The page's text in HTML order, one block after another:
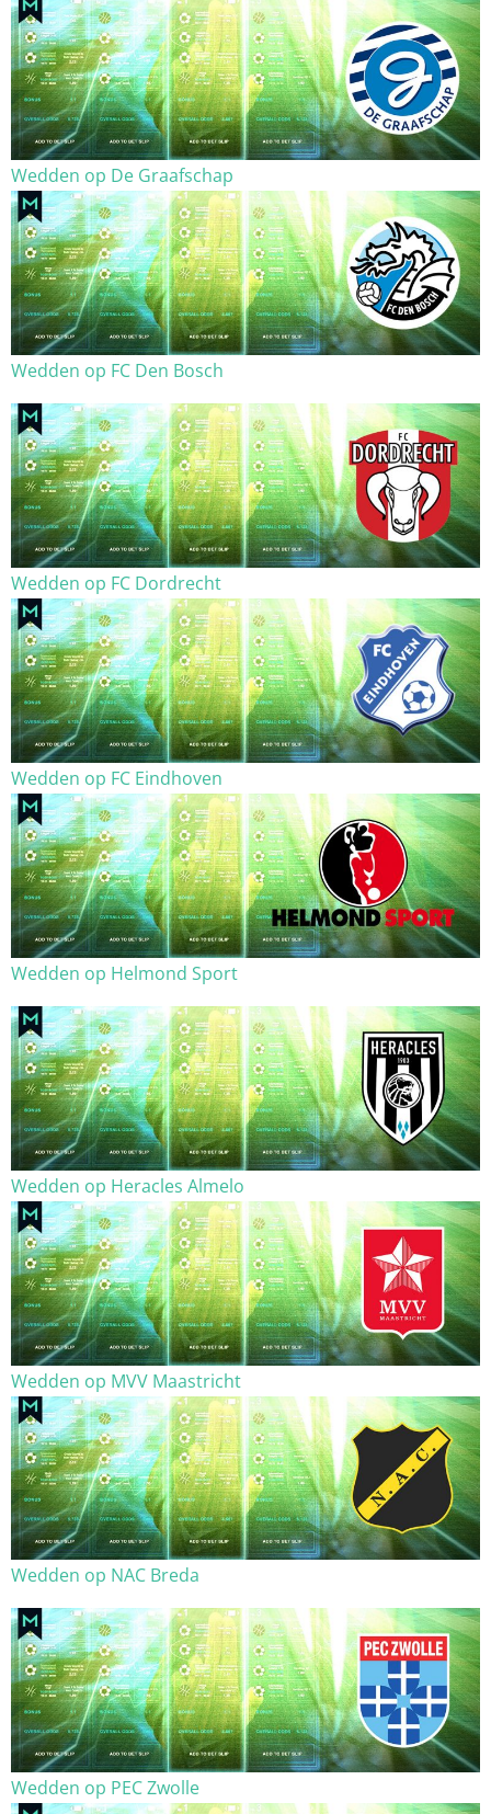
Wedden op De Graafschap
Wedden op FC Den Bosch
Wedden op FC Dordrecht
Wedden op FC Eindhoven
Wedden op Helmond Sport
Wedden op Heracles Almelo
Wedden op MVV Maastricht
Wedden op NAC Breda
Wedden op PEC Zwolle